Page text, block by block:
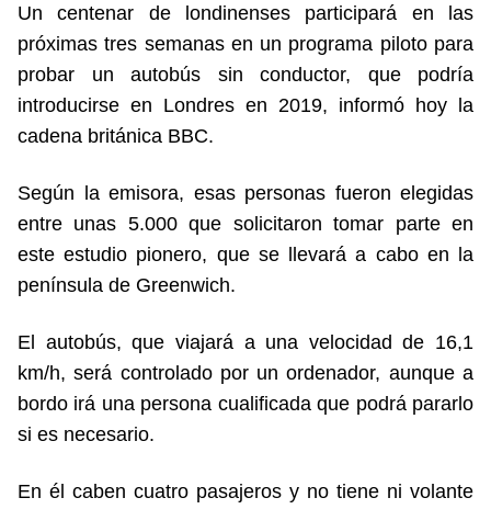
Un centenar de londinenses participará en las
próximas tres semanas en un programa piloto para
probar un autobús sin conductor, que podría
introducirse en Londres en 2019, informó hoy la
cadena británica BBC.
Según la emisora, esas personas fueron elegidas
entre unas 5.000 que solicitaron tomar parte en
este estudio pionero, que se llevará a cabo en la
península de Greenwich.
El autobús, que viajará a una velocidad de 16,1
km/h, será controlado por un ordenador, aunque a
bordo irá una persona cualificada que podrá pararlo
si es necesario.
En él caben cuatro pasajeros y no tiene ni volante